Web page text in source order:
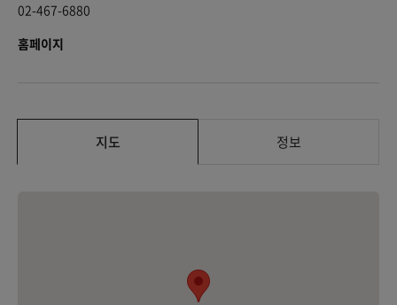
02-467-6880
홈페이지
지도 정보